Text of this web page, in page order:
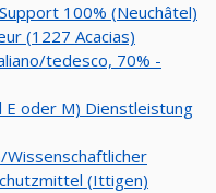
100% (Neuchâtel)
(1227 Acacias)
tedesco, 70% -
E oder M) Dienstleistung
(Ittigen)